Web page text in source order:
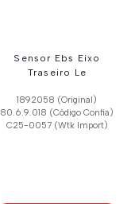
Sensor Ebs Eixo
Traseiro Le
1892058 (Original)
80.6.9.018 (Código Confia)
C25-0057 (Wtk Import)